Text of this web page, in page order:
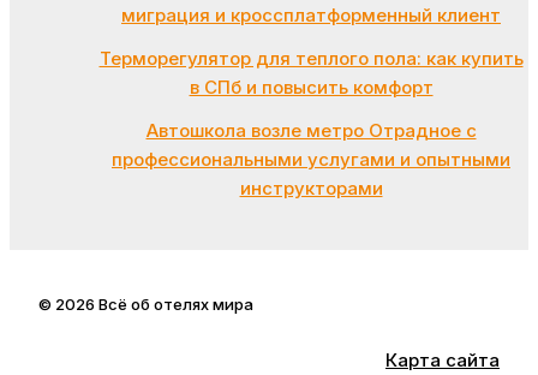
миграция и кроссплатформенный клиент
Терморегулятор для теплого пола: как купить
в СПб и повысить комфорт
Автошкола возле метро Отрадное с
профессиональными услугами и опытными
инструкторами
© 2026 Всё об отелях мира
Карта сайта